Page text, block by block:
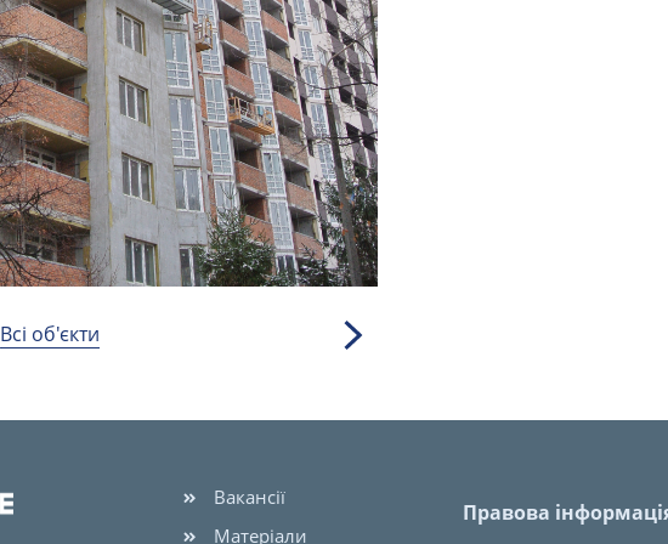
Всі об'єкти
Вакансії
Матеріали
Правова